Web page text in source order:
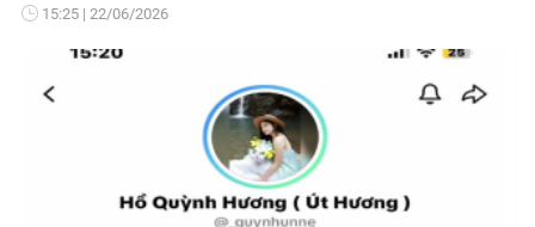
15:25 22/06/2026